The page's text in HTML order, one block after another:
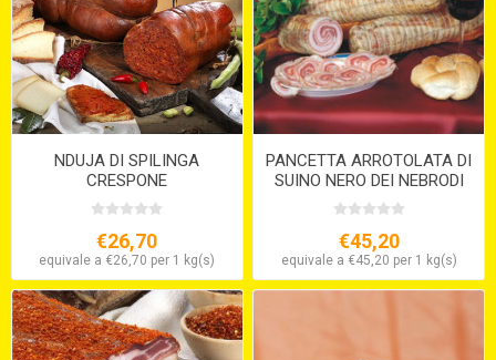
NDUJA DI SPILINGA
CRESPONE
€26,70
equivale a €26,70 per 1 kg(s)
PANCETTA ARROTOLATA DI
SUINO NERO DEI NEBRODI
€45,20
equivale a €45,20 per 1 kg(s)